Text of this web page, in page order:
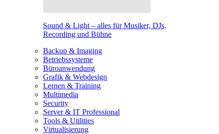
Sound & Light – alles für Musiker, DJs,
Recording und Bühne
Backup & Imaging
Betriebssysteme
Büroanwendung
Grafik & Webdesign
Lernen & Training
Multimedia
Security
Server & IT Professional
Tools & Utilities
Virtualisierung